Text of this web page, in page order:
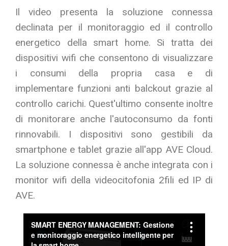
Il video presenta la soluzione connessa
declinata per il monitoraggio ed il controllo
energetico della smart home. Si tratta dei
dispositivi wifi che consentono di visualizzare
i consumi della propria casa e di
implementare funzioni anti balckout grazie al
controllo carichi. Quest'ultimo consente inoltre
di monitorare anche l'autoconsumo da fonti
rinnovabili. I dispositivi sono gestibili da
smartphone e tablet grazie all'app AVE Cloud.
La soluzione connessa è anche integrata con i
monitor wifi della videocitofonia 2fili ed IP di
AVE.